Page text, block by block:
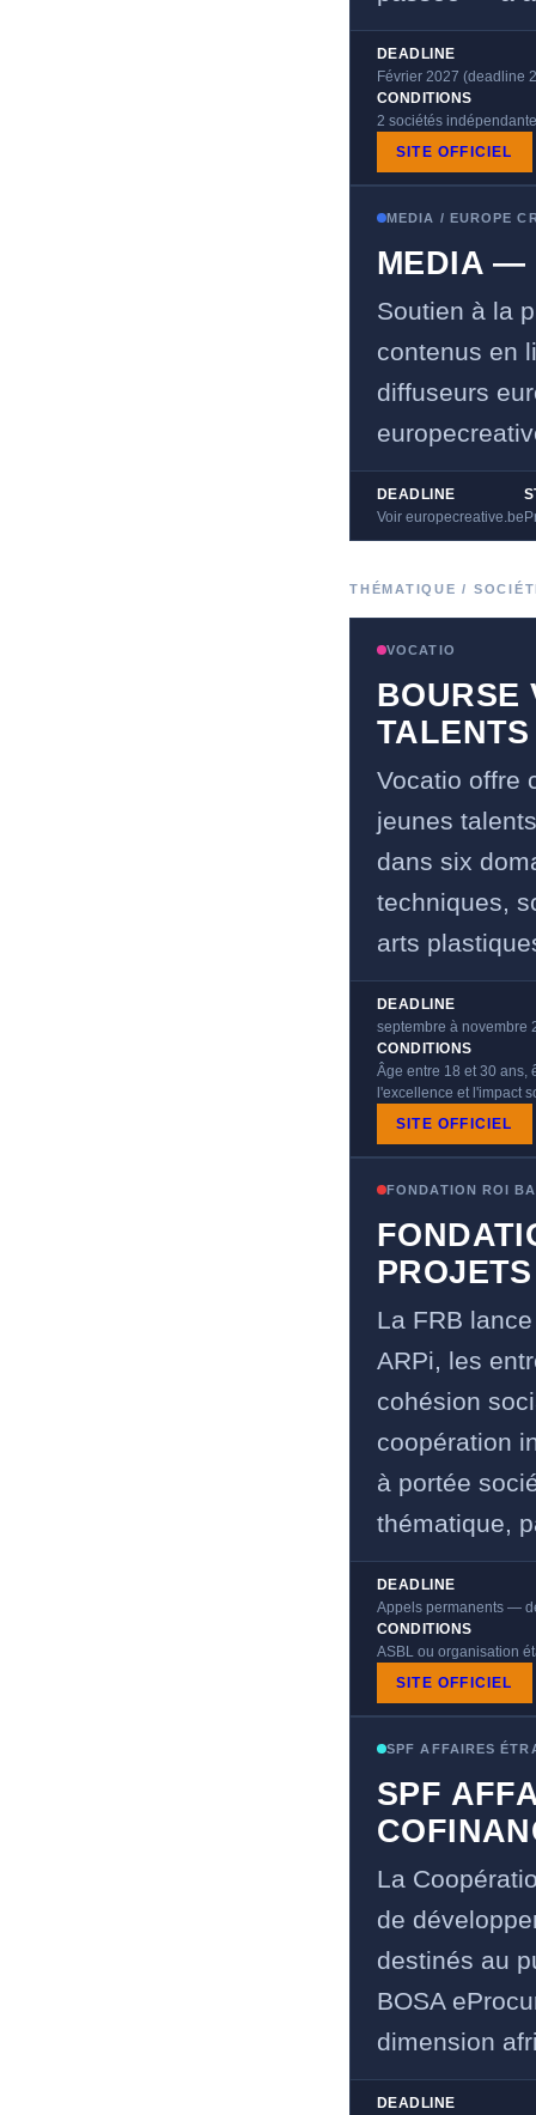
DEADLINE
Février 2027 (deadline
CONDITIONS
2 sociétés
SITE OFFICIEL
MEDIA / EUROPE
MEDIA —
Soutien à la
contenus en
diffuseurs
DEADLINE
Voir europecreative.be
THÉMATIQUE /
VOCATIO
BOURSE
TALENTS
Vocatio offre
jeunes
dans six
techniques,
arts
DEADLINE
septembre à novembre
CONDITIONS
Âge entre 18 et 30 ans,
l'excellence et l'impact
SITE OFFICIEL
FONDATION ROI
La FRB
ARPi, les
cohésion
coopération
à portée
thématique,
DEADLINE
Appels permanents —
CONDITIONS
ASBL ou organisation
SITE OFFICIEL
SPF AFFAIRES
SPF
La
de
destinés au
BOSA
dimension
DEADLINE